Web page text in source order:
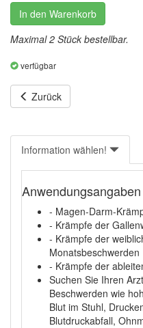
In den Warenkorb
Maximal 2 Stück bestellbar.
verfügbar
Zurück
Information wählen!
Anwendungsangaben
- Magen-Darm-
- Krämpfe der
- Krämpfe der
Monatsbeschwerden
- Krämpfe der
Suchen Sie Ihren
Beschwerden wie
Blut im Stuhl,
Blutdruckabfall,